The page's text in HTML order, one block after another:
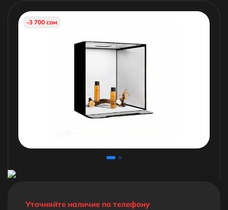
-3 700 сом
Уточняйте наличие по телефону